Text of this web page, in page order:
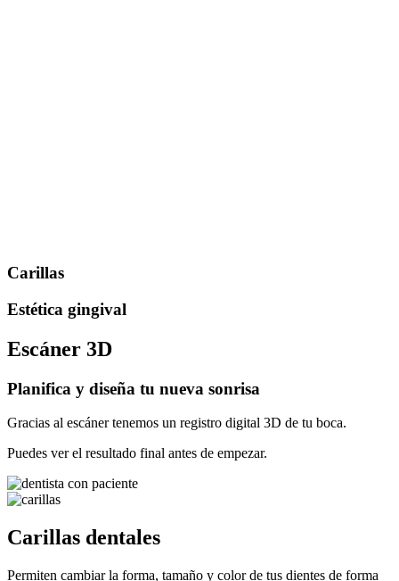
Carillas
Estética gingival
Escáner 3D
Planifica y diseña tu nueva sonrisa
Gracias al escáner tenemos un registro digital 3D de tu boca.
Puedes ver el resultado final antes de empezar.
Carillas dentales
Permiten cambiar la forma, tamaño y color de tus dientes de forma